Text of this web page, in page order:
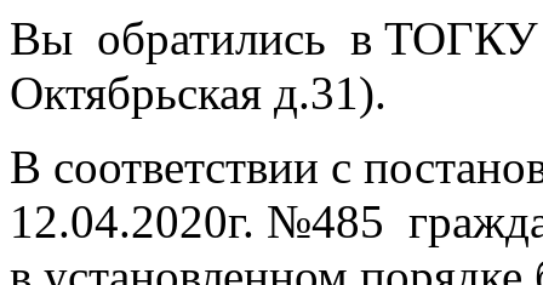
Вы обратились в
Октябрьская д.31).
В соответствии с
12.04.2020г. №485